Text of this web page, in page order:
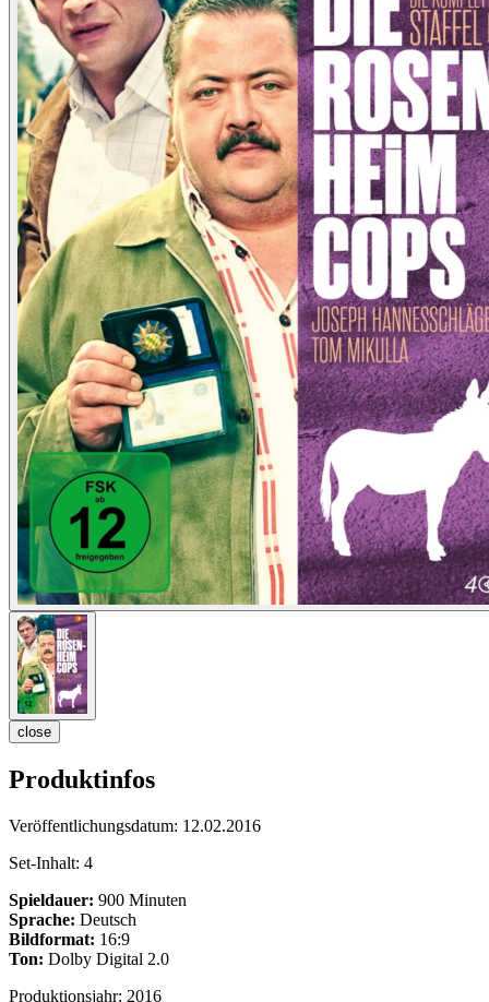
close
Produktinfos
Veröffentlichungsdatum: 12.02.2016
Set-Inhalt: 4
Spieldauer: 900 Minuten
Sprache: Deutsch
Bildformat: 16:9
Ton: Dolby Digital 2.0
Produktionsjahr: 2016